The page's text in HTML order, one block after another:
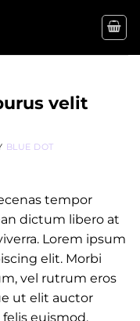
velit
BLUE DOT
tempor
dictum libero at
Lorem ipsum
elit. Morbi
vel rutrum eros
ut elit auctor
euismod,